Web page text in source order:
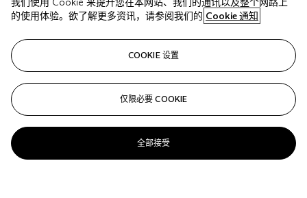
12月1 - 11日
网上拍卖
的使用体验。欲了解更多资讯，请参阅我们的 Cookie 通知
COOKIE 设置
仅限必要 COOKIE
全部接受